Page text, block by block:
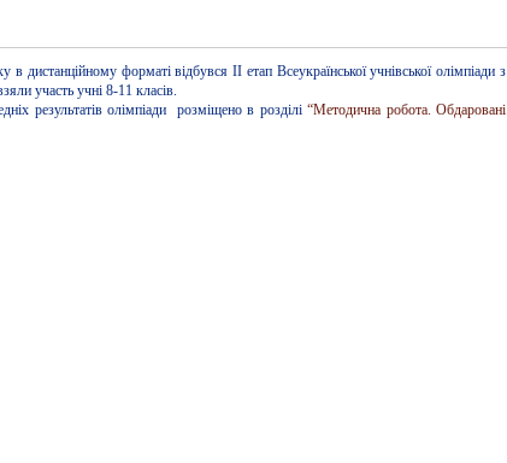
в дистанційному форматі відбувся ІІ етап Всеукраїнської учнівської олімпіади з
участь учні 8-11 класів.
результатів олімпіади розміщено в розділі“Методична робота. Обдаровані